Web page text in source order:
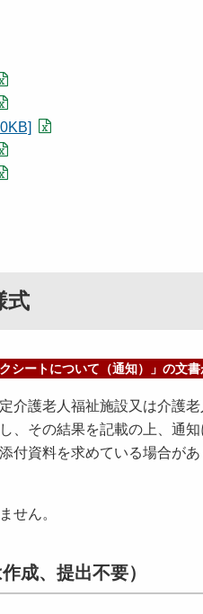
式
シートについて（通知）」の文
介護老人福祉施設又は介護
、その結果を記載の上、通
付資料を求めている場合が
せん。
成、提出不要）